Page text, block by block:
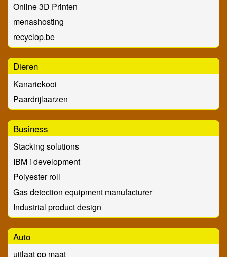
Online 3D Printen
menashosting
recyclop.be
Dieren
Kanariekooi
Paardrijlaarzen
Business
Stacking solutions
IBM i development
Polyester roll
Gas detection equipment manufacturer
Industrial product design
Auto
uitlaat op maat